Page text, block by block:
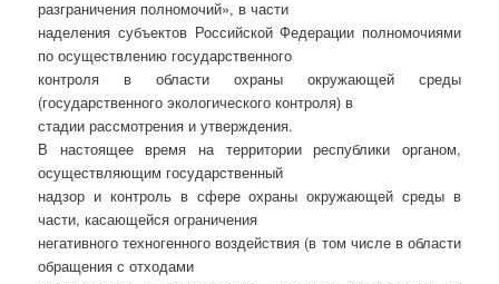
разграничения полномочий», в части
наделения субъектов Российской Федерации полномочиями
по осуществлению государственного
контроля в области охраны окружающей среды
(государственного экологического контроля) в
стадии рассмотрения и утверждения.
В настоящее время на территории республики органом,
осуществляющим государственный
надзор и контроль в сфере охраны окружающей среды в
части, касающейся ограничения
негативного техногенного воздействия (в том числе в области
обращения с отходами